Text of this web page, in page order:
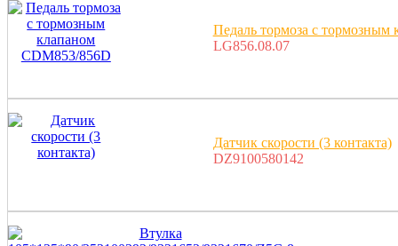
Педаль тормоза с
LG856.08.07
Датчик скорости (3 контакта)
DZ9100580142